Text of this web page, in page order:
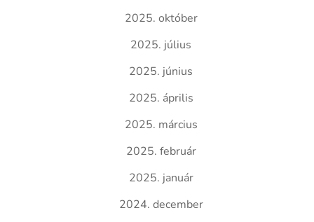
2025. október
2025. július
2025. június
2025. április
2025. március
2025. február
2025. január
2024. december